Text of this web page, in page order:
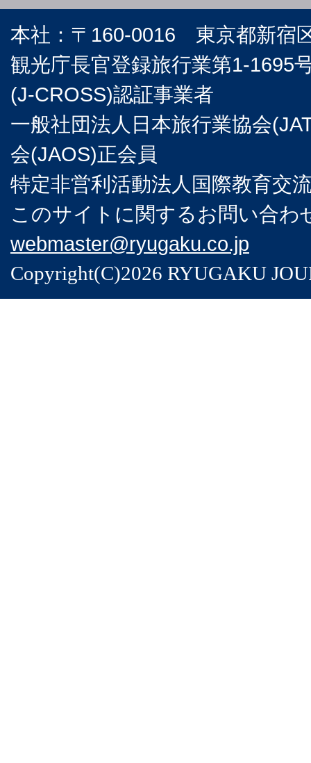
本社：〒160-0016 東京都新宿
観光庁長官登録旅行業第1-
(J-CROSS)認証事業者
一般社団法人日本旅行業協会
会(JAOS)正会員
特定非営利活動法人国際教育交
このサイトに関するお問い合
webmaster@ryugaku.co.jp
Copyright(C)2026 RYUGAKU